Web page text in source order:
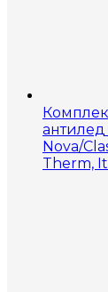
антилед
Nova/
Therm,